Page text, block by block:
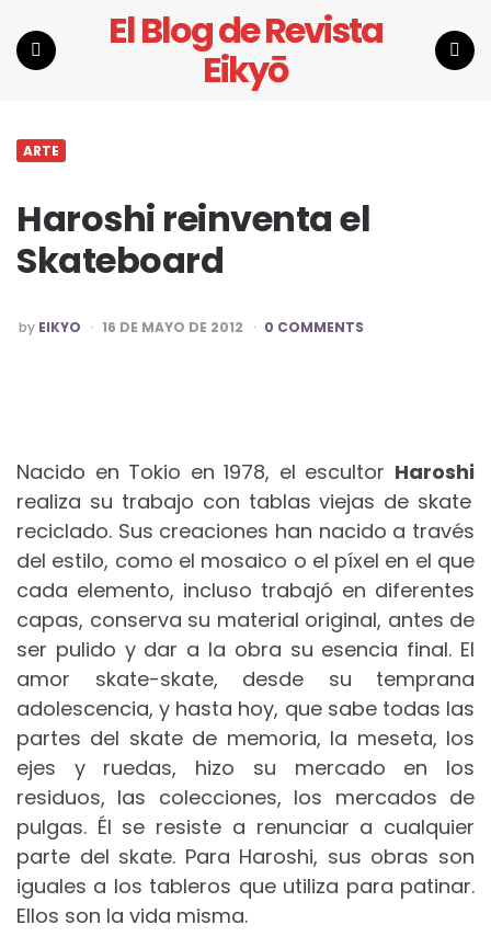
El Blog de Revista
Eikyō
ARTE
Haroshi reinventa el
Skateboard
POSTED
BY
by EIKYO 16 DE MAYO DE 2012 0 COMMENTS
Nacido en Tokio en 1978, el escultor Haroshi
realiza su trabajo con tablas viejas de skate
reciclado. Sus creaciones han nacido a través
del estilo, como el mosaico o el píxel en el que
cada elemento, incluso trabajó en diferentes
capas, conserva su material original, antes de
ser pulido y dar a la obra su esencia final. El
amor skate-skate, desde su temprana
adolescencia, y hasta hoy, que sabe todas las
partes del skate de memoria, la meseta, los
ejes y ruedas, hizo su mercado en los
residuos, las colecciones, los mercados de
pulgas. Él se resiste a renunciar a cualquier
parte del skate. Para Haroshi, sus obras son
iguales a los tableros que utiliza para patinar.
Ellos son la vida misma.